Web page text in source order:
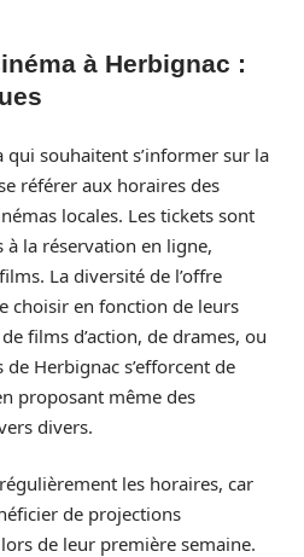
à Herbignac :
qui souhaitent s’informer sur la
référer aux horaires des
locales. Les tickets sont
la réservation en ligne,
La diversité de l’offre
choisir en fonction de leurs
de films d’action, de drames, ou
Herbignac s’efforcent de
proposant même des
divers.
les horaires, car
de projections
de leur première semaine.